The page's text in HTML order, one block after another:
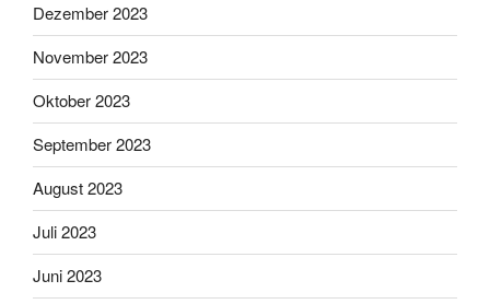
Dezember 2023
November 2023
Oktober 2023
September 2023
August 2023
Juli 2023
Juni 2023